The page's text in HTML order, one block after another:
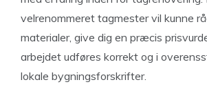
velrenommeret tagmester vil kunne
materialer, give dig en præcis
arbejdet udføres korrekt og i
lokale bygningsforskrifter.